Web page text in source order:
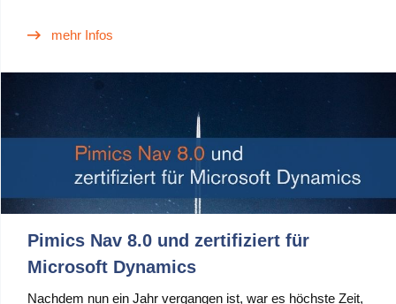
mehr Infos
Pimics Nav 8.0 und zertifiziert für
Microsoft Dynamics
Nachdem nun ein Jahr vergangen ist, war es höchste Zeit,